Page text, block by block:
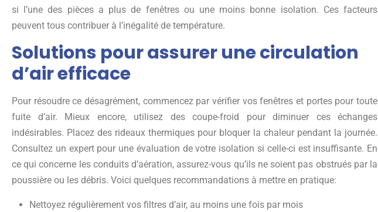
si l’une des pièces a plus de fenêtres ou une moins bonne isolation. Ces facteurs
peuvent tous contribuer à l’inégalité de température.
Solutions pour assurer une circulation
d’air efficace
Pour résoudre ce désagrément, commencez par vérifier vos fenêtres et portes pour toute
fuite d’air. Mieux encore, utilisez des coupe-froid pour diminuer ces échanges
indésirables. Placez des rideaux thermiques pour bloquer la chaleur pendant la journée.
Consultez un expert pour une évaluation de votre isolation si celle-ci est insuffisante. En
ce qui concerne les conduits d’aération, assurez-vous qu’ils ne soient pas obstrués par la
poussière ou les débris. Voici quelques recommandations à mettre en pratique:
Nettoyez régulièrement vos filtres d’air, au moins une fois par mois